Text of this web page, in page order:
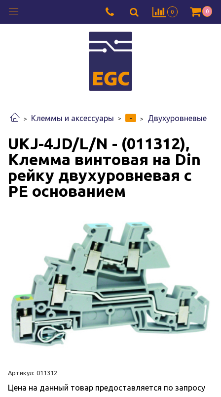
0 0
Клеммы и аксессуары - Двухуровневые
UKJ-4JD/L/N - (011312),
Клемма винтовая на Din
рейку двухуровневая с
PE основанием
Артикул: 011312
Цена на данный товар предоставляется по запросу